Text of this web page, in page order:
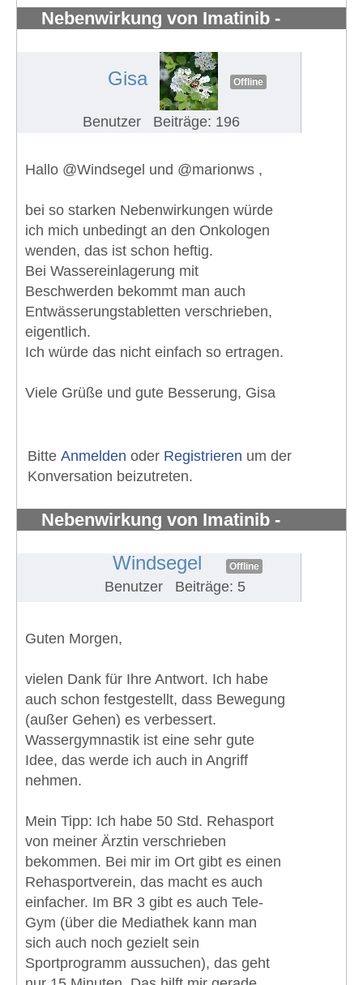
Nebenwirkung von Imatinib -
Gisa Offline
Benutzer Beiträge: 196
Hallo @Windsegel und @marionws ,
bei so starken Nebenwirkungen würde
ich mich unbedingt an den Onkologen
wenden, das ist schon heftig.
Bei Wassereinlagerung mit
Beschwerden bekommt man auch
Entwässerungstabletten verschrieben,
eigentlich.
Ich würde das nicht einfach so ertragen.
Viele Grüße und gute Besserung, Gisa
Bitte Anmelden oder Registrieren um der
Konversation beizutreten.
Nebenwirkung von Imatinib -
Windsegel Offline
Benutzer Beiträge: 5
Guten Morgen,
vielen Dank für Ihre Antwort. Ich habe
auch schon festgestellt, dass Bewegung
(außer Gehen) es verbessert.
Wassergymnastik ist eine sehr gute
Idee, das werde ich auch in Angriff
nehmen.
Mein Tipp: Ich habe 50 Std. Rehasport
von meiner Ärztin verschrieben
bekommen. Bei mir im Ort gibt es einen
Rehasportverein, das macht es auch
einfacher. Im BR 3 gibt es auch Tele-
Gym (über die Mediathek kann man
sich auch noch gezielt sein
Sportprogramm aussuchen), das geht